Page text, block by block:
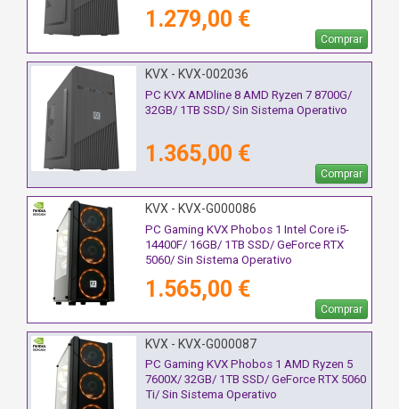
1.279,00 €
Comprar
KVX - KVX-002036
PC KVX AMDline 8 AMD Ryzen 7 8700G/
32GB/ 1TB SSD/ Sin Sistema Operativo
1.365,00 €
Comprar
KVX - KVX-G000086
PC Gaming KVX Phobos 1 Intel Core i5-
14400F/ 16GB/ 1TB SSD/ GeForce RTX
5060/ Sin Sistema Operativo
1.565,00 €
Comprar
KVX - KVX-G000087
PC Gaming KVX Phobos 1 AMD Ryzen 5
7600X/ 32GB/ 1TB SSD/ GeForce RTX 5060
Ti/ Sin Sistema Operativo